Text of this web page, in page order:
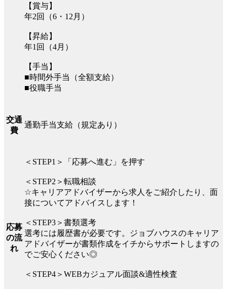
【賞与】
年2回（6・12月）
【昇給】
年1回（4月）
【手当】
■時間外手当（全額支給）
■役職手当
交通
費
通勤手当支給（規定あり）
応募
の流
れ
＜STEP1＞「応募へ進む」を押す
＜STEP2＞転職相談
☆キャリアアドバイザーから求人をご紹介したり、面
接についてアドバイスします！
＜STEP3＞書類選考
選考には履歴書が必要です。ジョブハウスのキャリア
アドバイザーが書類作成をイチからサポートしますの
でご安心ください◎
＜STEP4＞WEBカジュアル面談&適性検査